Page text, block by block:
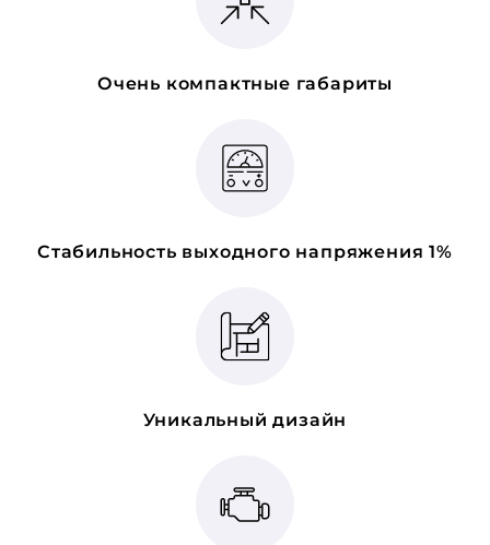
Очень компактные габариты
Стабильность выходного напряжения 1%
Уникальный дизайн